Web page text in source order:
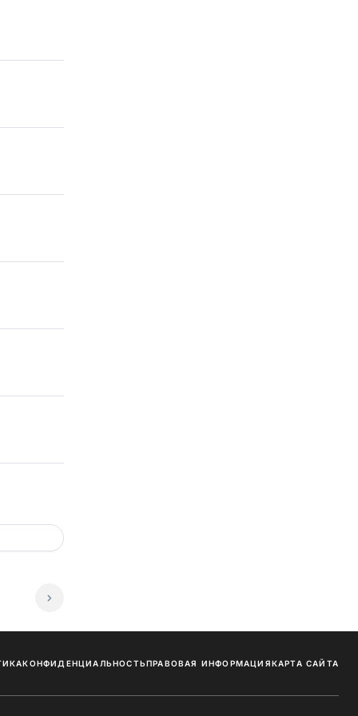
КОНФИДЕНЦИАЛЬНОСТЬПРАВОВАЯ ИНФОРМАЦИЯКАРТА САЙТА